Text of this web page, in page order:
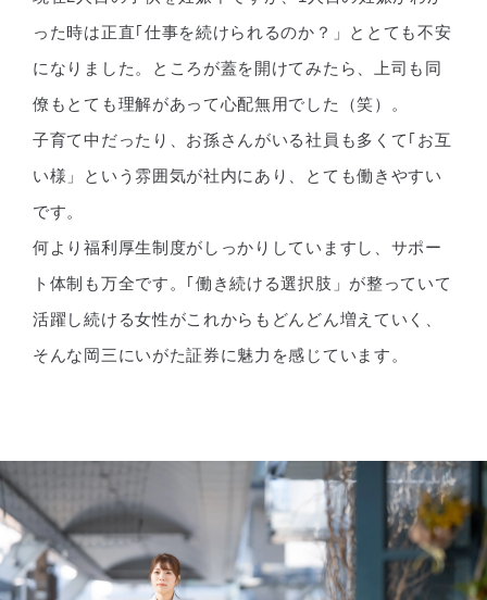
った時は正直｢仕事を続けられるのか？」ととても不安
になりました。ところが蓋を開けてみたら、上司も同
僚もとても理解があって心配無用でした（笑）。
子育て中だったり、お孫さんがいる社員も多くて｢お互
い様」という雰囲気が社内にあり、とても働きやすい
です。
何より福利厚生制度がしっかりしていますし、サポー
ト体制も万全です。｢働き続ける選択肢」が整っていて
活躍し続ける女性がこれからもどんどん増えていく、
そんな岡三にいがた証券に魅力を感じています。